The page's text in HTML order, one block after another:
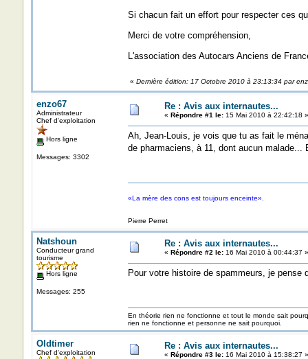
Si chacun fait un effort pour respecter ces
Merci de votre compréhension,
L'association des Autocars Anciens de
« Dernière édition: 17 Octobre 2010 à 23:13:34 par
enzo67
Administrateur
Chef d'exploitation
Hors ligne
Messages: 3302
Re : Avis aux internautes...
« Répondre #1 le:15 Mai 2010 à 22:42:18 »
Ah, Jean-Louis, je vois que tu as fait le
de pharmaciens, à 11, dont aucun malade...
«La mère des cons est toujours enceinte».
Pierre Perret
Natshoun
Conducteur grand
tourisme
Hors ligne
Messages: 255
Re : Avis aux internautes...
« Répondre #2 le:16 Mai 2010 à 00:44:37 »
Pour votre histoire de spammeurs, je
En théorie rien ne fonctionne et tout le monde sait
rien ne fonctionne et personne ne sait pourquoi.
Oldtimer
Chef d'exploitation
Re : Avis aux internautes...
« Répondre #3 le:16 Mai 2010 à 15:38:27 »